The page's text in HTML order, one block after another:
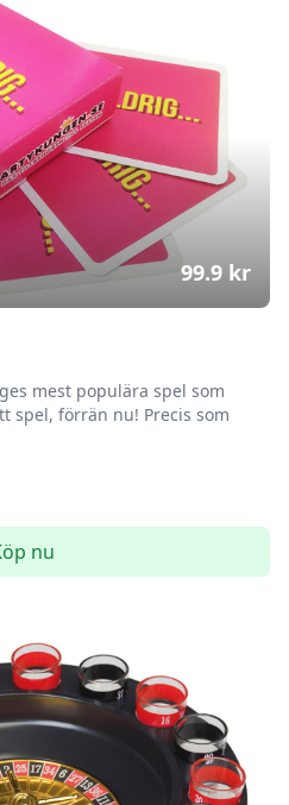
mest populära spel som
spel, förrän nu! Precis som
99.9 kr
nu